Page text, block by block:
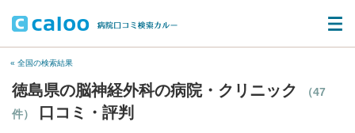
« 全国の検索結果
徳島県の脳神経外科の病院・クリニック
（47
件）
口コミ・評判